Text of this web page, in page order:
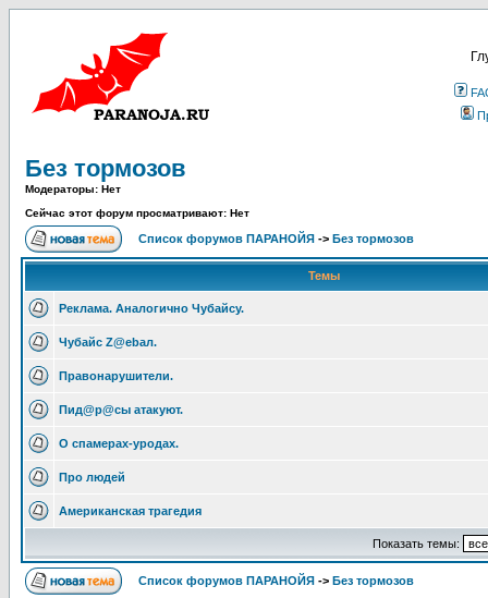
Без тормозов
Модераторы: Нет
Сейчас этот форум просматривают: Нет
Список форумов ПАРАНОЙЯ -> Без тормозов
Темы
Реклама. Аналогично Чубайсу.
Чубайс Z@еbал.
Правонарушители.
Пид@p@сы атакуют.
О спамерах-уродах.
Про людей
Американская трагедия
Показать темы:
Список форумов ПАРАНОЙЯ -> Без тормозов